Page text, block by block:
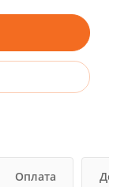
Оплата